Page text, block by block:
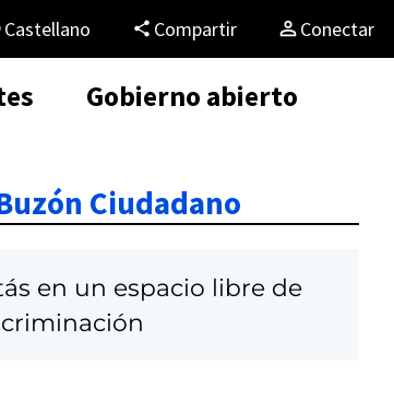
Castellano Compartir Conectar
Gobierno abierto
Ciudadano
en un espacio libre de